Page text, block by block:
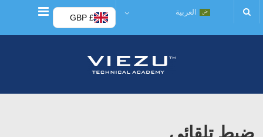
قائمة £ GBP
العربية
ضبط تلقائي